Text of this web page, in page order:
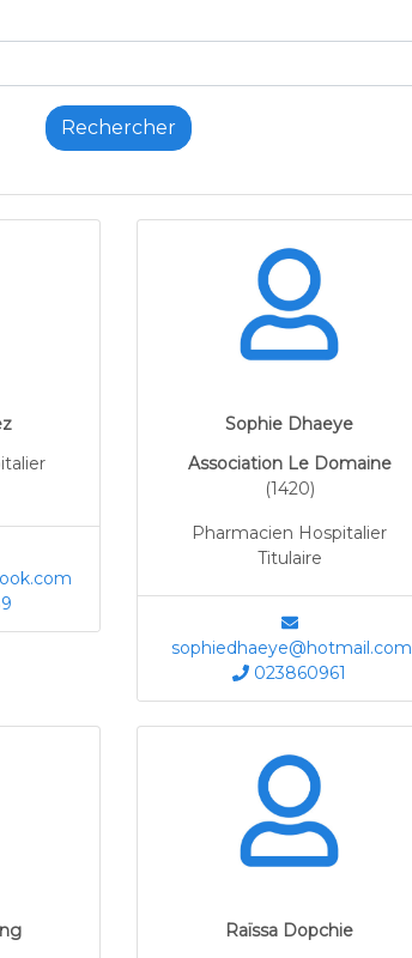
Rechercher
Sophie Dhaeye
Association Le Domaine
(1420)
Pharmacien Hospitalier
Titulaire
sophiedhaeye@hotmail.com
023860961
Raïssa Dopchie